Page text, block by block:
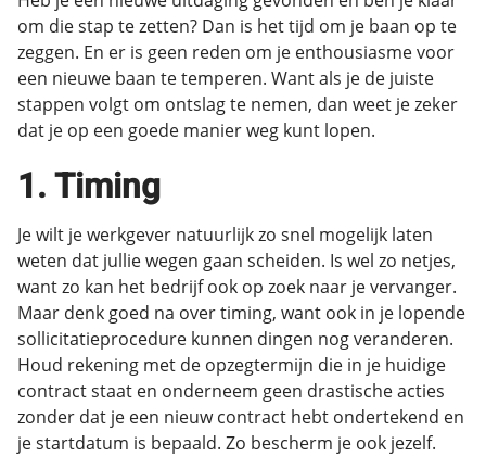
om die stap te zetten? Dan is het tijd om je baan op te
zeggen. En er is geen reden om je enthousiasme voor
een nieuwe baan te temperen. Want als je de juiste
stappen volgt om ontslag te nemen, dan weet je zeker
dat je op een goede manier weg kunt lopen.
1. Timing
Je wilt je werkgever natuurlijk zo snel mogelijk laten
weten dat jullie wegen gaan scheiden. Is wel zo netjes,
want zo kan het bedrijf ook op zoek naar je vervanger.
Maar denk goed na over timing, want ook in je lopende
sollicitatieprocedure kunnen dingen nog veranderen.
Houd rekening met de opzegtermijn die in je huidige
contract staat en onderneem geen drastische acties
zonder dat je een nieuw contract hebt ondertekend en
je startdatum is bepaald. Zo bescherm je ook jezelf.